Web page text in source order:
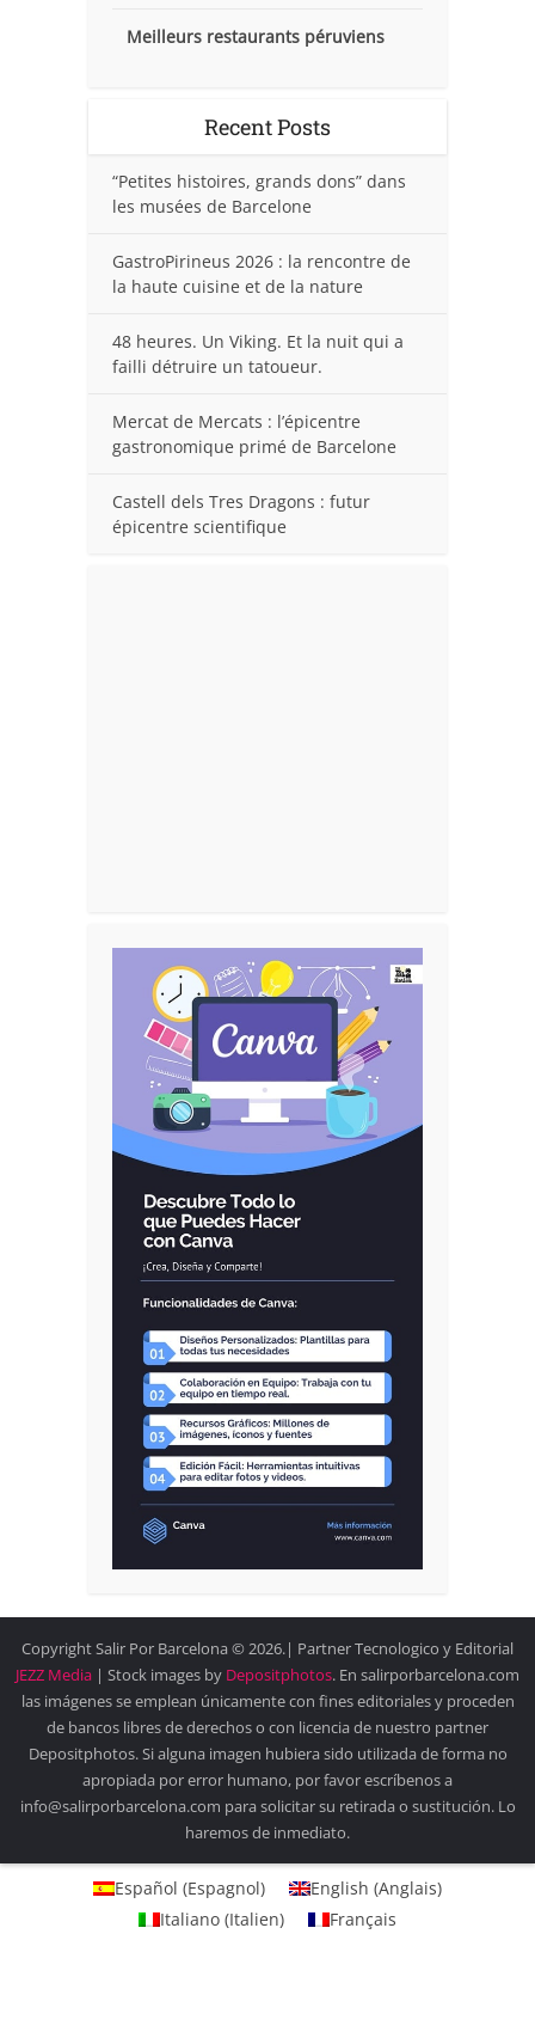
Meilleurs restaurants péruviens
Recent Posts
“Petites histoires, grands dons” dans
les musées de Barcelone
GastroPirineus 2026 : la rencontre de
la haute cuisine et de la nature
48 heures. Un Viking. Et la nuit qui a
failli détruire un tatoueur.
Mercat de Mercats : l’épicentre
gastronomique primé de Barcelone
Castell dels Tres Dragons : futur
épicentre scientifique
Copyright Salir Por Barcelona © 2026.| Partner Tecnologico y Editorial
JEZZ Media | Stock images by Depositphotos. En salirporbarcelona.com
las imágenes se emplean únicamente con fines editoriales y proceden
de bancos libres de derechos o con licencia de nuestro partner
Depositphotos. Si alguna imagen hubiera sido utilizada de forma no
apropiada por error humano, por favor escríbenos a
info@salirporbarcelona.com para solicitar su retirada o sustitución. Lo
haremos de inmediato.
Español (Espagnol) English (Anglais)
Italiano (Italien) Français